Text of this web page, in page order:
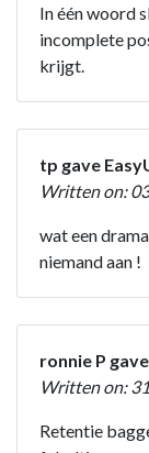
In één woord
incomplete
krijgt.
tp gave
Written on:
wat een
niemand aan !
ronnie P
Written on:
Retentie